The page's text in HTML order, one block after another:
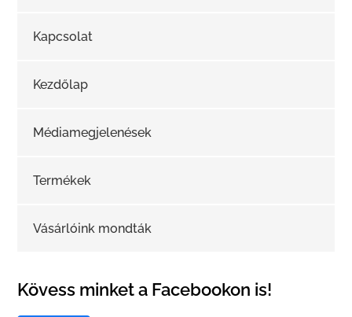
Kapcsolat
Kezdőlap
Médiamegjelenések
Termékek
Vásárlóink mondták
Kövess minket a Facebookon is!